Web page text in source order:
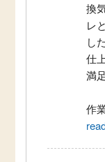
換
レ
し
仕
満
作